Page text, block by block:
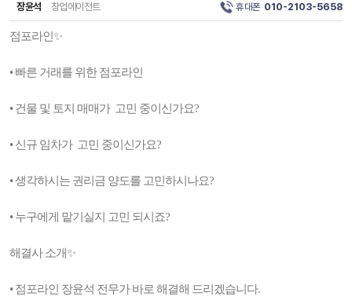
장윤석 창업에이전트 휴대폰 010-2103-5658
점포라인✨
• 빠른 거래를 위한 점포라인
• 건물 및 토지 매매가 고민 중이신가요?
• 신규 임차가 고민 중이신가요?
• 생각하시는 권리금 양도를 고민하시나요?
• 누구에게 맡기실지 고민 되시죠?
해결사 소개✨
• 점포라인 장윤석 전무가 바로 해결해 드리겠습니다.